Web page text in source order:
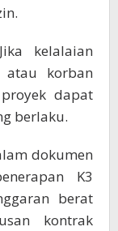
kelalaian
atau korban
dapat
berlaku.
dokumen
K3
berat
kontrak